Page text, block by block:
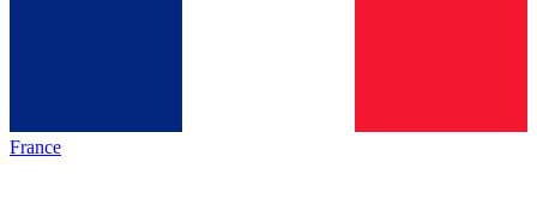
France